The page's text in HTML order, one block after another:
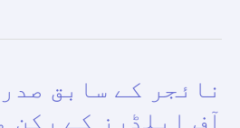
نائجر كے سابق
آف ایلڈرز کے ركن
نائجر
كے